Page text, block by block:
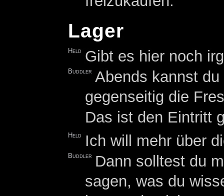
Lager
Held Gibt es hier noch
Buddler Abends kannst
gegenseitig die
Das ist den Eintritt
Held Ich will mehr über
Buddler
Dann solltest du
sagen, was du